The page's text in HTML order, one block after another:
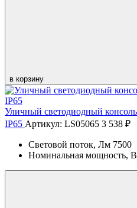
в корзину
Уличный светодиодный
IP65 Артикул: LS05065 3 538 ₽
Световой поток, Лм 7500
Номинальная мощность,